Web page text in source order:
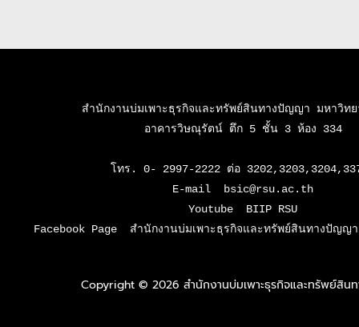
สำนักงานบ่มเพาะธุรกิจและทรัพย์สินทางปัญญา มหาวิทย
อาคารวิษณุรัตน์ ตึก 5 ชั้น 3 ห้อง 334
โทร. 0- 2997-2222 ต่อ
E-mail  bsic@rsu.ac.th
Youtube  BIIP RSU
Facebook Page  สำนักงานบ่มเพาะธุรกิจและทรัพย์สินทางปัญญ
Copyright © 2026 สำนักงานบ่มเพาะธุรกิจและทรัพย์สิ